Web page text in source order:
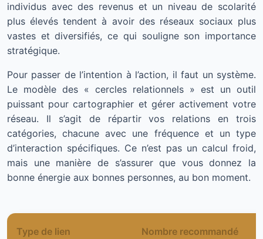
individus avec des revenus et un niveau de scolarité
plus élevés tendent à avoir des réseaux sociaux plus
vastes et diversifiés, ce qui souligne son importance
stratégique.
Pour passer de l’intention à l’action, il faut un système.
Le modèle des « cercles relationnels » est un outil
puissant pour cartographier et gérer activement votre
réseau. Il s’agit de répartir vos relations en trois
catégories, chacune avec une fréquence et un type
d’interaction spécifiques. Ce n’est pas un calcul froid,
mais une manière de s’assurer que vous donnez la
bonne énergie aux bonnes personnes, au bon moment.
Type de lien Nombre recommandé